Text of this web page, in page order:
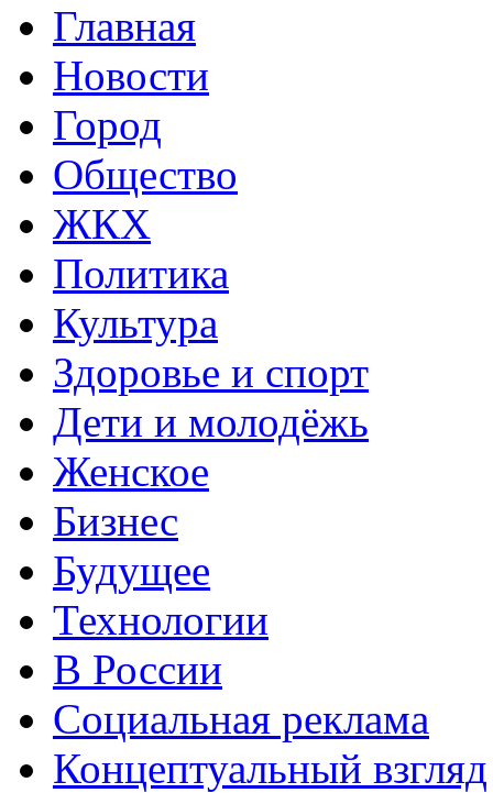
Главная
Новости
Город
Общество
ЖКХ
Политика
Культура
Здоровье и спорт
Дети и молодёжь
Женское
Бизнес
Будущее
Технологии
В России
Социальная реклама
Концептуальный взгляд